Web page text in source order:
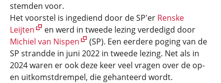
stemden voor.
Het voorstel is ingediend door de SP'er Renske
Leijten
en werd in tweede lezing verdedigd door
Michiel van Nispen
(SP). Een eerdere poging van de
SP strandde in juni 2022 in tweede lezing. Net als in
2024 waren er ook deze keer veel vragen over de op-
en uitkomstdrempel, die gehanteerd wordt.